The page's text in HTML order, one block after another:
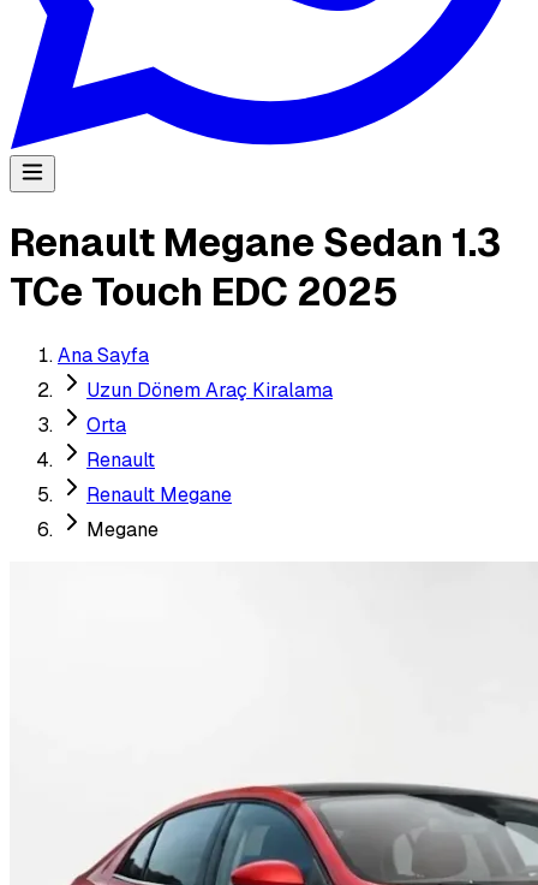
Renault Megane Sedan 1.3
TCe Touch EDC 2025
Ana Sayfa
Uzun Dönem Araç Kiralama
Orta
Renault
Renault Megane
Megane